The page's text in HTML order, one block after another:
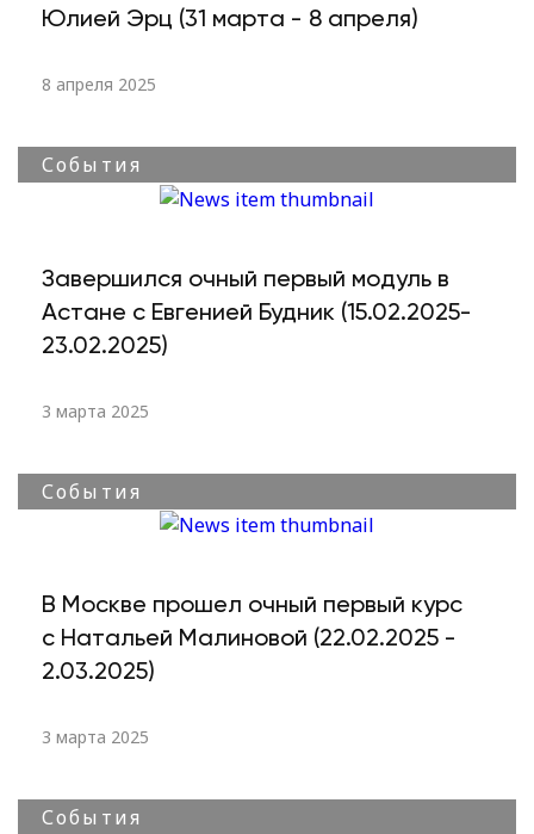
Юлией Эрц (31 марта - 8 апреля)
8 апреля 2025
События
Завершился очный первый модуль в
Астане с Евгенией Будник (15.02.2025-
23.02.2025)
3 марта 2025
События
В Москве прошел очный первый курс
с Натальей Малиновой (22.02.2025 -
2.03.2025)
3 марта 2025
События